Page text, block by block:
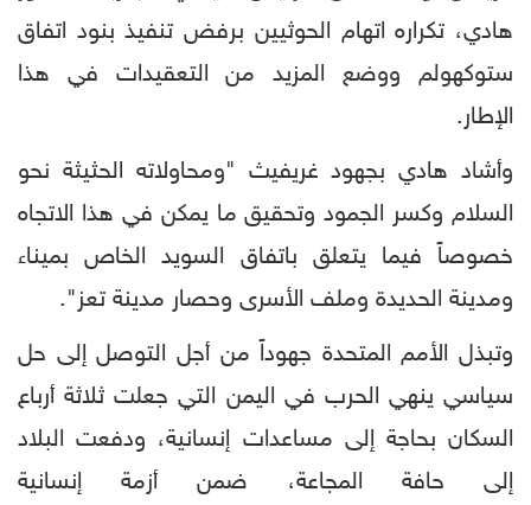
هادي، تكراره اتهام الحوثيين برفض تنفيذ بنود اتفاق
ستوكهولم ووضع المزيد من التعقيدات في هذا
الإطار.
وأشاد هادي بجهود غريفيث "ومحاولاته الحثيثة نحو
السلام وكسر الجمود وتحقيق ما يمكن في هذا الاتجاه
خصوصاً فيما يتعلق باتفاق السويد الخاص بميناء
ومدينة الحديدة وملف الأسرى وحصار مدينة تعز".
وتبذل الأمم المتحدة جهوداً من أجل التوصل إلى حل
سياسي ينهي الحرب في اليمن التي جعلت ثلاثة أرباع
السكان بحاجة إلى مساعدات إنسانية، ودفعت البلاد
إلى حافة المجاعة، ضمن أزمة إنسانية